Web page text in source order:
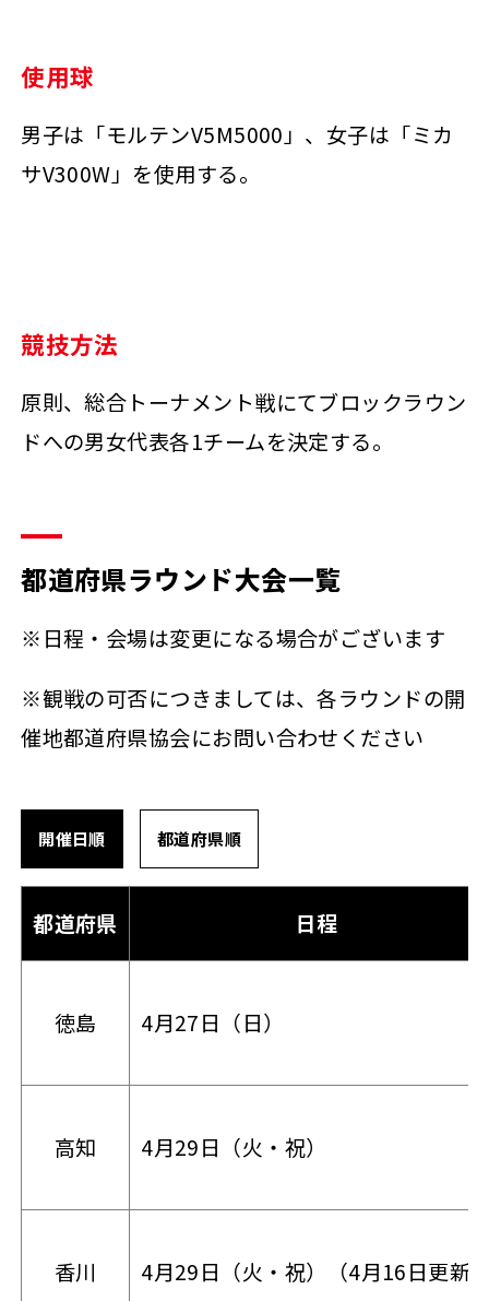
使用球
男子は「モルテンV5M5000」、女子は「ミカ
サV300W」を使用する。
競技方法
原則、総合トーナメント戦にてブロックラウン
ドへの男女代表各1チームを決定する。
都道府県ラウンド大会一覧
※日程・会場は変更になる場合がございます
※観戦の可否につきましては、各ラウンドの開
催地都道府県協会にお問い合わせください
開催日順 都道府県順
都道府県 日程
徳島 4月27日（日）
高知 4月29日（火・祝）
香川 4月29日（火・祝）（4月16日更新